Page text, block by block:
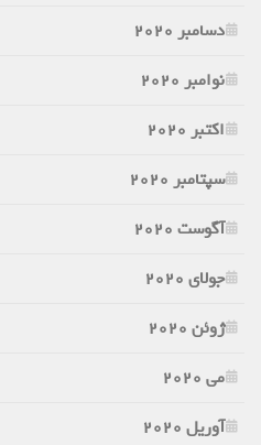
دسامبر 2020
نوامبر 2020
اکتبر 2020
سپتامبر 2020
آگوست 2020
جولای 2020
ژوئن 2020
می 2020
آوریل 2020